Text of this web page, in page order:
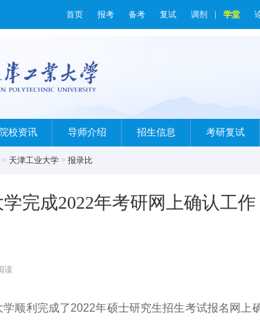
首页 报考 备考 复试 调剂 学堂
院校资讯 导师介绍 招生信息 考研复试
> 天津工业大学 > 报录比
完成2022年考研网上确认工
读
顺利完成了2022年硕士研究生招生考试报名网上